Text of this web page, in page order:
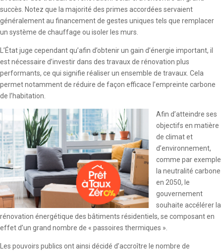
succès. Notez que la majorité des primes accordées servaient
généralement au financement de gestes uniques tels que remplacer
un système de chauffage ou isoler les murs.
L’État juge cependant qu’afin d’obtenir un gain d’énergie important, il
est nécessaire d’investir dans des travaux de rénovation plus
performants, ce qui signifie réaliser un ensemble de travaux. Cela
permet notamment de réduire de façon efficace l’empreinte carbone
de l’habitation.
Afin d’atteindre ses
objectifs en matière
de climat et
d’environnement,
comme par exemple
la neutralité carbone
en 2050, le
gouvernement
souhaite accélérer la
rénovation énergétique des bâtiments résidentiels, se composant en
effet d’un grand nombre de « passoires thermiques ».
Les pouvoirs publics ont ainsi décidé d’accroître le nombre de